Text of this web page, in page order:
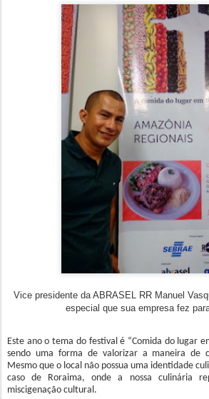
Vice presidente da ABRASEL RR Manuel
especial que sua empresa fez
Este ano o tema do festival é “Comida do lugar
sendo uma forma de valorizar a maneira de
Mesmo que o local não possua uma identidade
caso de Roraima, onde a nossa culinária
miscigenação cultural.